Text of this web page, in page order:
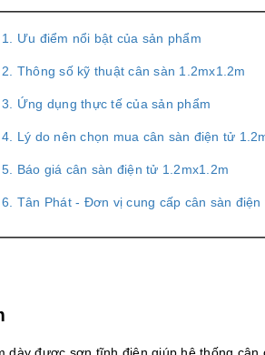
1. Ưu điểm nổi bật của sản phẩm
2. Thông số kỹ thuật cân sàn 1.2mx1.2m
3. Ứng dụng thực tế của sản phẩm
4. Lý do nên chọn mua cân sàn điện tử
5. Báo giá cân sàn điện tử 1.2mx1.2m
6. Tân Phát - Đơn vị cung cấp cân sàn điện
được sơn tĩnh điện giúp hệ thống